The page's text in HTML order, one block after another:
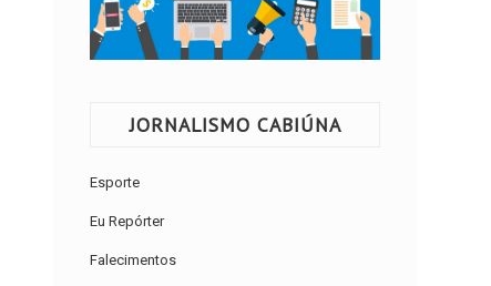
JORNALISMO CABIÚNA
Esporte
Eu Repórter
Falecimentos